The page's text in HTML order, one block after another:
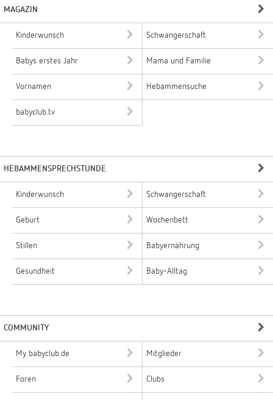
MAGAZIN
Kinderwunsch Schwangerschaft
Babys erstes Jahr Mama und Familie
Vornamen Hebammensuche
babyclub.tv
HEBAMMENSPRECHSTUNDE
Kinderwunsch Schwangerschaft
Geburt Wochenbett
Stillen Babyernährung
Gesundheit Baby-Alltag
COMMUNITY
My babyclub.de Mitglieder
Foren Clubs